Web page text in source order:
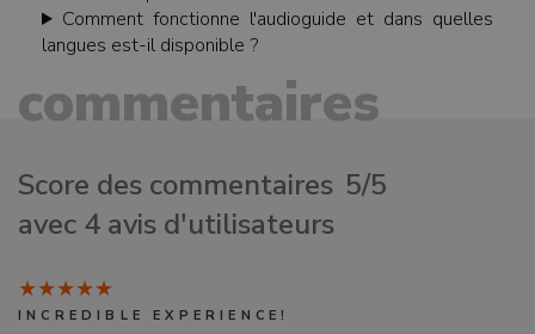
Comment fonctionne l'audioguide et dans quelles
langues est-il disponible ?
commentaires
Score des commentaires 5/5
avec 4 avis d'utilisateurs
INCREDIBLE EXPERIENCE!